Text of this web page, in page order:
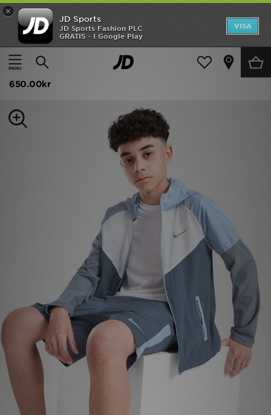
×
JD Sports
JD Sports Fashion PLC
GRATIS - I Google Play
VISA
Hem
Barn Juniorkläder (8-15 År) Jackor
Nike Miler Colourblock Jacket Junior
650.00kr
Hem
Rea
Dam
Ladda ner appen
Mina meddelanden
Kundservice
JD Blogg